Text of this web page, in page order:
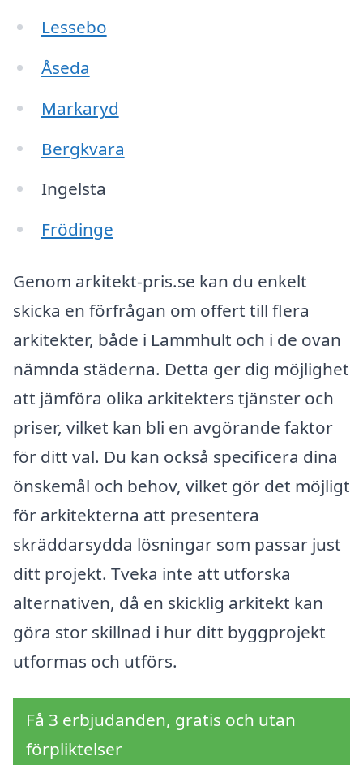
Lessebo
Åseda
Markaryd
Bergkvara
Ingelsta
Frödinge
Genom arkitekt-pris.se kan du enkelt
skicka en förfrågan om offert till flera
arkitekter, både i Lammhult och i de ovan
nämnda städerna. Detta ger dig möjlighet
att jämföra olika arkitekters tjänster och
priser, vilket kan bli en avgörande faktor
för ditt val. Du kan också specificera dina
önskemål och behov, vilket gör det möjligt
för arkitekterna att presentera
skräddarsydda lösningar som passar just
ditt projekt. Tveka inte att utforska
alternativen, då en skicklig arkitekt kan
göra stor skillnad i hur ditt byggprojekt
utformas och utförs.
Få 3 erbjudanden, gratis och utan
förpliktelser